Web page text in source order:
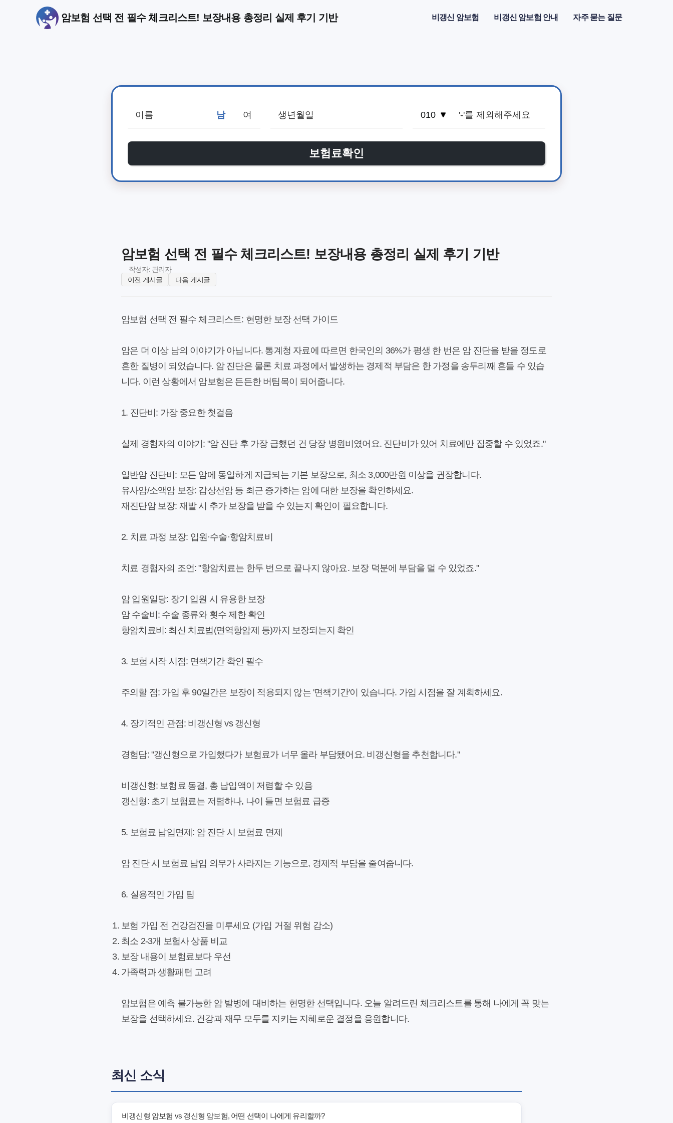
암보험 선택 전 필수 체크리스트! 보장내용 총정리 실제 후기 기반 비갱신 암보험 비갱신 암보험 안내 자주 묻는 질문
남 여
보험료확인
암보험 선택 전 필수 체크리스트! 보장내용 총정리 실제 후기 기반
작성자: 관리자
이전 게시글
다음 게시글
암보험 선택 전 필수 체크리스트: 현명한 보장 선택 가이드
암은 더 이상 남의 이야기가 아닙니다. 통계청 자료에 따르면 한국인의 36%가 평생 한 번은 암 진단을 받을 정도로
흔한 질병이 되었습니다. 암 진단은 물론 치료 과정에서 발생하는 경제적 부담은 한 가정을 송두리째 흔들 수 있습
니다. 이런 상황에서 암보험은 든든한 버팀목이 되어줍니다.
1. 진단비: 가장 중요한 첫걸음
실제 경험자의 이야기: "암 진단 후 가장 급했던 건 당장 병원비였어요. 진단비가 있어 치료에만 집중할 수 있었죠."
일반암 진단비: 모든 암에 동일하게 지급되는 기본 보장으로, 최소 3,000만원 이상을 권장합니다.
유사암/소액암 보장: 갑상선암 등 최근 증가하는 암에 대한 보장을 확인하세요.
재진단암 보장: 재발 시 추가 보장을 받을 수 있는지 확인이 필요합니다.
2. 치료 과정 보장: 입원·수술·항암치료비
치료 경험자의 조언: "항암치료는 한두 번으로 끝나지 않아요. 보장 덕분에 부담을 덜 수 있었죠."
암 입원일당: 장기 입원 시 유용한 보장
암 수술비: 수술 종류와 횟수 제한 확인
항암치료비: 최신 치료법(면역항암제 등)까지 보장되는지 확인
3. 보험 시작 시점: 면책기간 확인 필수
주의할 점: 가입 후 90일간은 보장이 적용되지 않는 '면책기간'이 있습니다. 가입 시점을 잘 계획하세요.
4. 장기적인 관점: 비갱신형 vs 갱신형
경험담:"갱신형으로 가입했다가 보험료가 너무 올라 부담됐어요. 비갱신형을 추천합니다."
비갱신형: 보험료 동결, 총 납입액이 저렴할 수 있음
갱신형:초기 보험료는 저렴하나, 나이 들면 보험료 급증
5. 보험료 납입면제: 암 진단 시 보험료 면제
암 진단 시 보험료 납입 의무가 사라지는 기능으로, 경제적 부담을 줄여줍니다.
6. 실용적인 가입 팁
보험 가입 전 건강검진을 미루세요 (가입 거절 위험 감소)
최소 2-3개 보험사 상품 비교
보장 내용이 보험료보다 우선
가족력과 생활패턴 고려
암보험은 예측 불가능한 암 발병에 대비하는 현명한 선택입니다. 오늘 알려드린 체크리스트를 통해 나에게 꼭 맞는
보장을 선택하세요. 건강과 재무 모두를 지키는 지혜로운 결정을 응원합니다.
최신 소식
비갱신형 암보험 vs 갱신형 암보험, 어떤 선택이 나에게 유리할까?